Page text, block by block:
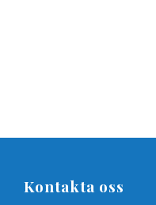
Kontakta oss